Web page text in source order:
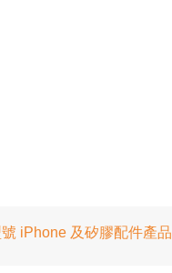
iPhone 及矽膠配件產品